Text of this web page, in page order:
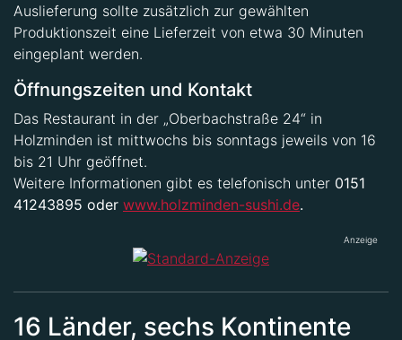
Auslieferung sollte zusätzlich zur gewählten
Produktionszeit eine Lieferzeit von etwa 30 Minuten
eingeplant werden.
Öffnungszeiten und Kontakt
Das Restaurant in der „Oberbachstraße 24“ in
Holzminden ist mittwochs bis sonntags jeweils von 16
bis 21 Uhr geöffnet.
Weitere Informationen gibt es telefonisch unter 0151
41243895 oder www.holzminden-sushi.de.
Anzeige
16 Länder, sechs Kontinente